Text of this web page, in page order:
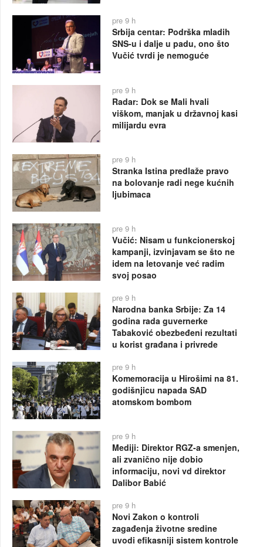
pre 9 h
Srbija centar: Podrška mladih
SNS-u i dalje u padu, ono što
Vučić tvrdi je nemoguće
pre 9 h
Radar: Dok se Mali hvali
viškom, manjak u državnoj kasi
milijardu evra
pre 9 h
Stranka Istina predlaže pravo
na bolovanje radi nege kućnih
ljubimaca
pre 9 h
Vučić: Nisam u funkcionerskoj
kampanji, izvinjavam se što ne
idem na letovanje već radim
svoj posao
pre 9 h
Narodna banka Srbije: Za 14
godina rada guvernerke
Tabaković obezbeđeni rezultati
u korist građana i privrede
pre 9 h
Komemoracija u Hirošimi na 81.
godišnjicu napada SAD
atomskom bombom
pre 9 h
Mediji: Direktor RGZ-a smenjen,
ali zvanično nije dobio
informaciju, novi vd direktor
Dalibor Babić
pre 9 h
Novi Zakon o kontroli
zagađenja životne sredine
uvodi efikasniji sistem kontrole